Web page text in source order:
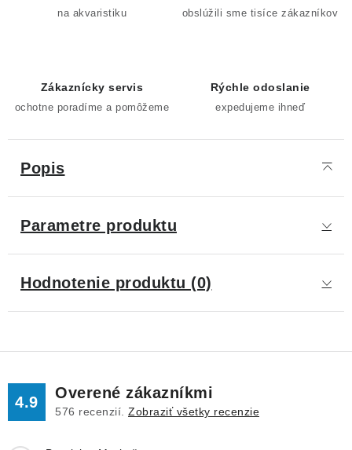
na akvaristiku obslúžili sme tisíce zákazníkov
Zákaznícky servis
ochotne poradíme a pomôžeme
Rýchle odoslanie
expedujeme ihneď
Popis
Parametre produktu
Hodnotenie produktu (0)
4.9
Overené zákazníkmi
576 recenzií. Zobraziť všetky recenzie